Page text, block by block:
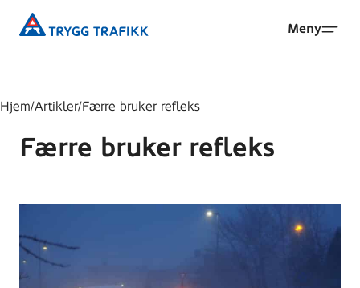
Trygg
Meny
Hjem/Artikler/Færre bruker refleks
Færre bruker refleks